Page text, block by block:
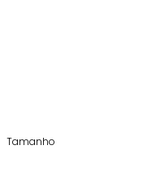
Tamanho